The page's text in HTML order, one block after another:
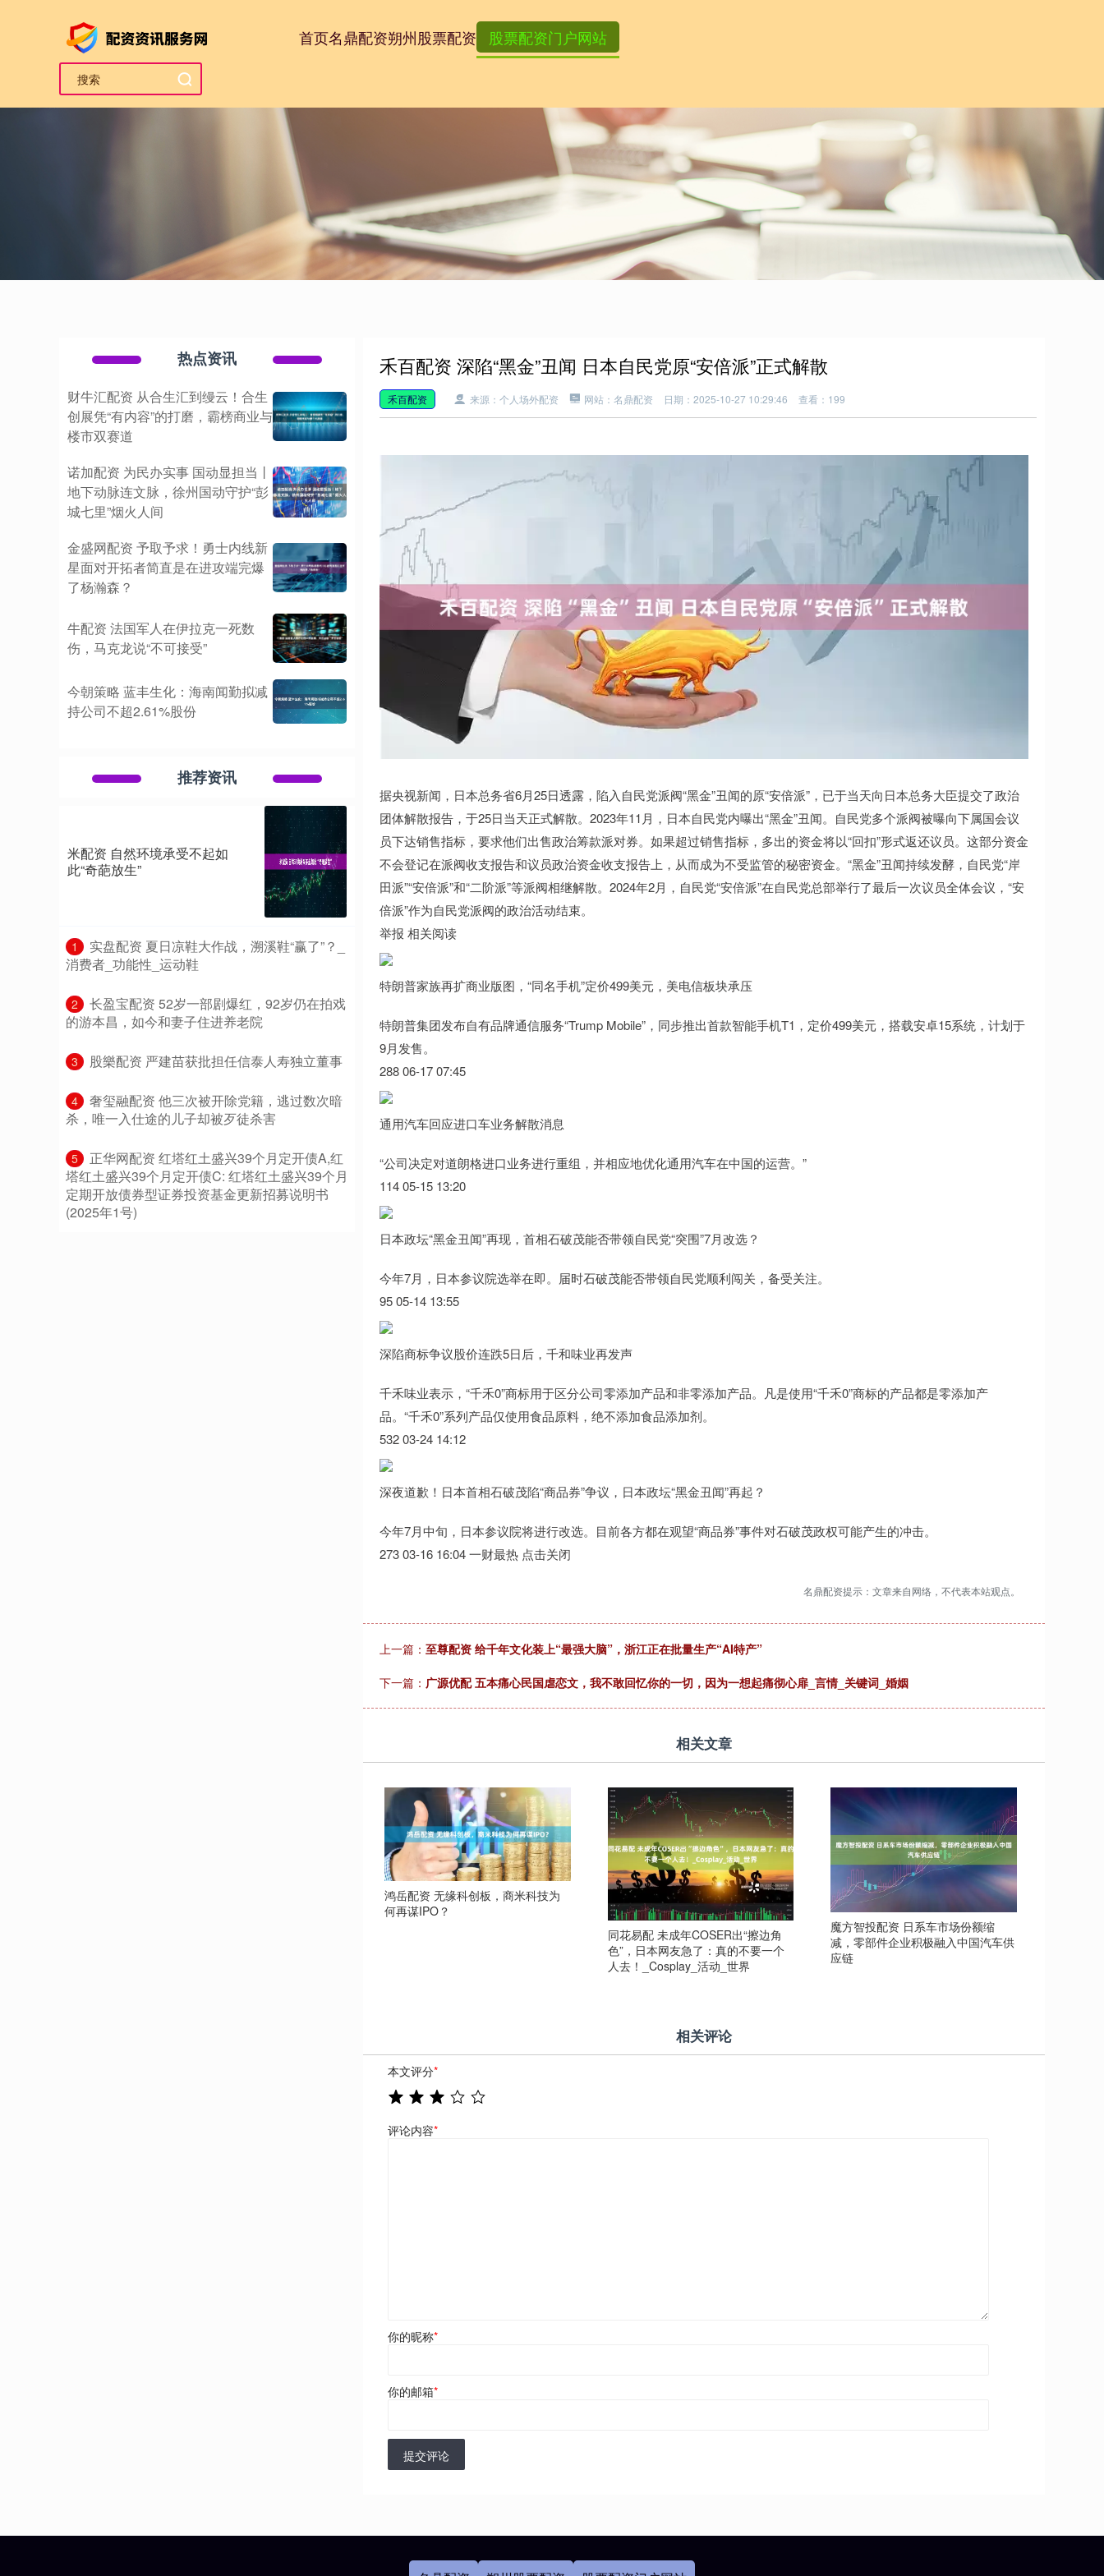
首页名鼎配资朔州股票配资 股票配资门户网站
禾百配资 深陷“黑金”丑闻 日本自民党原“安倍派”正式解散
禾百配资 来源：个人场外配资 网站：名鼎配资 日期：2025-10-27 10:29:46 查看：199
据央视新闻，日本总务省6月25日透露，陷入自民党派阀“黑金”丑闻的原“安倍派”，已于当天向日本总务大臣提交了政治
团体解散报告，于25日当天正式解散。2023年11月，日本自民党内曝出“黑金”丑闻。自民党多个派阀被曝向下属国会议
员下达销售指标，要求他们出售政治筹款派对券。如果超过销售指标，多出的资金将以“回扣”形式返还议员。这部分资金
不会登记在派阀收支报告和议员政治资金收支报告上，从而成为不受监管的秘密资金。“黑金”丑闻持续发酵，自民党“岸
田派”“安倍派”和“二阶派”等派阀相继解散。2024年2月，自民党“安倍派”在自民党总部举行了最后一次议员全体会议，“安
倍派”作为自民党派阀的政治活动结束。
举报 相关阅读
特朗普家族再扩商业版图，“同名手机”定价499美元，美电信板块承压
特朗普集团发布自有品牌通信服务“Trump Mobile”，同步推出首款智能手机T1，定价499美元，搭载安卓15系统，计划于
9月发售。
288 06-17 07:45
通用汽车回应进口车业务解散消息
“公司决定对道朗格进口业务进行重组，并相应地优化通用汽车在中国的运营。”
114 05-15 13:20
日本政坛“黑金丑闻”再现，首相石破茂能否带领自民党“突围”7月改选？
今年7月，日本参议院选举在即。届时石破茂能否带领自民党顺利闯关，备受关注。
95 05-14 13:55
深陷商标争议股价连跌5日后，千和味业再发声
千禾味业表示，“千禾0”商标用于区分公司零添加产品和非零添加产品。凡是使用“千禾0”商标的产品都是零添加产
品。“千禾0”系列产品仅使用食品原料，绝不添加食品添加剂。
532 03-24 14:12
深夜道歉！日本首相石破茂陷“商品券”争议，日本政坛“黑金丑闻”再起？
今年7月中旬，日本参议院将进行改选。目前各方都在观望“商品券”事件对石破茂政权可能产生的冲击。
273 03-16 16:04 一财最热 点击关闭
名鼎配资提示：文章来自网络，不代表本站观点。
上一篇： 至尊配资 给千年文化装上“最强大脑”，浙江正在批量生产“AI特产”
下一篇： 广源优配 五本痛心民国虐恋文，我不敢回忆你的一切，因为一想起痛彻心扉_言情_关键词_婚姻
相关文章
鸿岳配资 无缘科创板，商米科技为
何再谋IPO？
同花易配 未成年COSER出“擦边角
色”，日本网友急了：真的不要一个
人去！_Cosplay_活动_世界
魔方智投配资 日系车市场份额缩
减，零部件企业积极融入中国汽车供
应链
相关评论
本文评分*
评论内容*
你的昵称*
你的邮箱*
提交评论
热点资讯
财牛汇配资 从合生汇到缦云！合生
创展凭“有内容”的打磨，霸榜商业与
楼市双赛道
诺加配资 为民办实事 国动显担当丨
地下动脉连文脉，徐州国动守护“彭
城七里”烟火人间
金盛网配资 予取予求！勇士内线新
星面对开拓者简直是在进攻端完爆
了杨瀚森？
牛配资 法国军人在伊拉克一死数
伤，马克龙说“不可接受”
今朝策略 蓝丰生化：海南闻勤拟减
持公司不超2.61%股份
推荐资讯
米配资 自然环境承受不起如
此“奇葩放生”
1
​实盘配资 夏日凉鞋大作战，溯溪鞋“赢了”？_
消费者_功能性_运动鞋
2
​长盈宝配资 52岁一部剧爆红，92岁仍在拍戏
的游本昌，如今和妻子住进养老院
3 ​股樂配资 严建苗获批担任信泰人寿独立董事
4
​奢玺融配资 他三次被开除党籍，逃过数次暗
杀，唯一入仕途的儿子却被歹徒杀害
5
​正华网配资 红塔红土盛兴39个月定开债A,红
塔红土盛兴39个月定开债C: 红塔红土盛兴39个月
定期开放债券型证券投资基金更新招募说明书
(2025年1号)